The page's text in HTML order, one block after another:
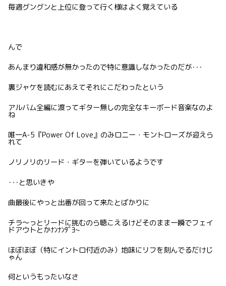
毎週グングンと上位に登って行く様はよく覚えている
んで
あんまり違和感が無かったので特に意識しなかったのだが･･･
裏ジャケを読むにあえてそれにこだわったという
アルバム全編に渡ってギター無しの完全なキーボード音楽なのよ
ね
唯一A-5『Power Of Love』のみロニー・モントローズが迎えら
れて
ノリノリのリード・ギターを弾いているようです
･･･と思いきや
曲最後にやっと出番が回って来たとばかりに
チラ〜っとリードに挑むのら聴こえるけどそのまま一瞬でフェイ
ドアウトとかﾅﾝﾅﾝﾀﾞﾖ~
ほぼほぼ（特にイントロ付近のみ）地味にリフを刻んでるだけじ
ゃん
何というもったいなさ